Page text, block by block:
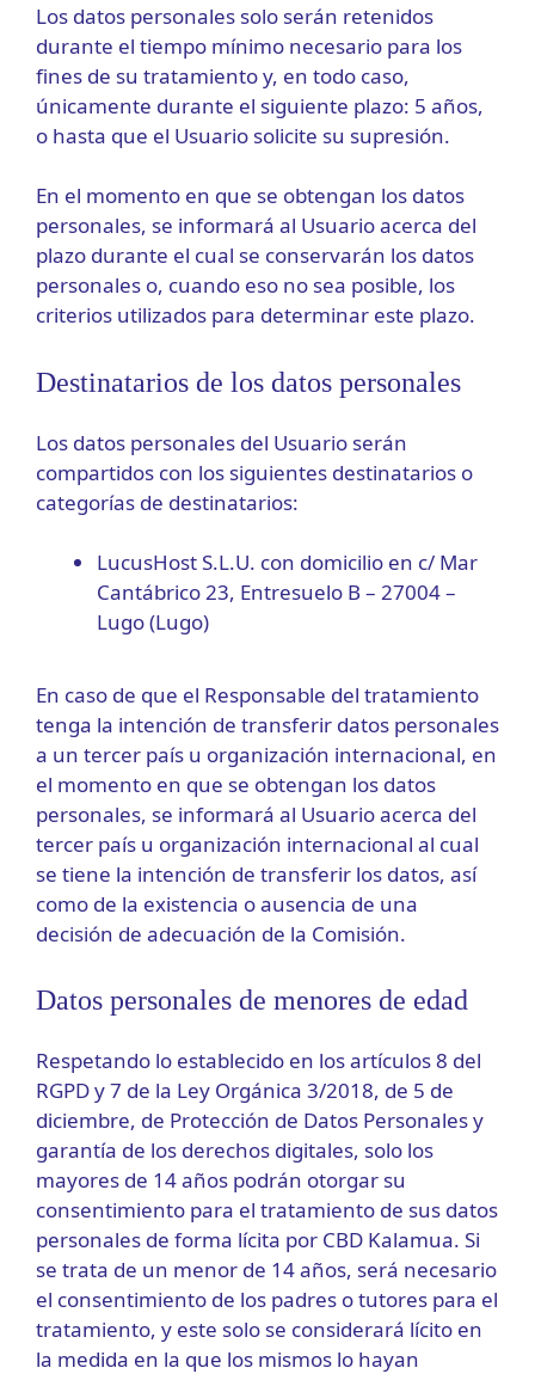
Los datos personales solo serán retenidos
durante el tiempo mínimo necesario para los
fines de su tratamiento y, en todo caso,
únicamente durante el siguiente plazo: 5 años,
o hasta que el Usuario solicite su supresión.
En el momento en que se obtengan los datos
personales, se informará al Usuario acerca del
plazo durante el cual se conservarán los datos
personales o, cuando eso no sea posible, los
criterios utilizados para determinar este plazo.
Destinatarios de los datos personales
Los datos personales del Usuario serán
compartidos con los siguientes destinatarios o
categorías de destinatarios:
LucusHost S.L.U. con domicilio en c/ Mar
Cantábrico 23, Entresuelo B – 27004 –
Lugo (Lugo)
En caso de que el Responsable del tratamiento
tenga la intención de transferir datos personales
a un tercer país u organización internacional, en
el momento en que se obtengan los datos
personales, se informará al Usuario acerca del
tercer país u organización internacional al cual
se tiene la intención de transferir los datos, así
como de la existencia o ausencia de una
decisión de adecuación de la Comisión.
Datos personales de menores de edad
Respetando lo establecido en los artículos 8 del
RGPD y 7 de la Ley Orgánica 3/2018, de 5 de
diciembre, de Protección de Datos Personales y
garantía de los derechos digitales, solo los
mayores de 14 años podrán otorgar su
consentimiento para el tratamiento de sus datos
personales de forma lícita por CBD Kalamua. Si
se trata de un menor de 14 años, será necesario
el consentimiento de los padres o tutores para el
tratamiento, y este solo se considerará lícito en
la medida en la que los mismos lo hayan